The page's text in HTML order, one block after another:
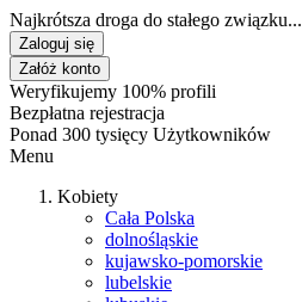
Najkrótsza droga do stałego związku...
Zaloguj się
Załóż konto
Weryfikujemy 100% profili
Bezpłatna rejestracja
Ponad 300 tysięcy Użytkowników
Menu
Kobiety
Cała Polska
dolnośląskie
kujawsko-pomorskie
lubelskie